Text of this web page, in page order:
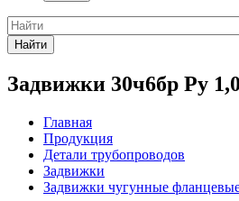
Найти
Задвижки 30ч6бр Ру
Главная
Продукция
Детали трубопроводов
Задвижки
Задвижки чугунные